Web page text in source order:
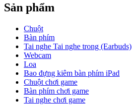
Sản phẩm
Chuột
Bàn phím
Tai nghe Tai nghe trong (Earbuds)
Webcam
Loa
Bao đựng kiêm bàn phím iPad
Chuột chơi game
Bàn phím chơi game
Tai nghe chơi game